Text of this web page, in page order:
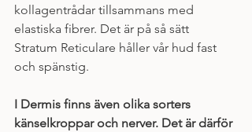
kollagentrådar tillsammans med
elastiska fibrer. Det är på så sätt
Stratum Reticulare håller vår hud fast
och spänstig.
I Dermis finns även olika sorters
känselkroppar och nerver. Det är därför